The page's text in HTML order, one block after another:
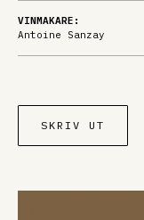
VINMAKARE:
Antoine Sanzay
SKRIV UT